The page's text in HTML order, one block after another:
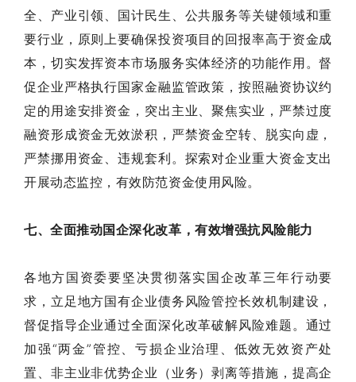
全、产业引领、国计民生、公共服务等关键领域和重
要行业，原则上要确保投资项目的回报率高于资金成
本，切实发挥资本市场服务实体经济的功能作用。督
促企业严格执行国家金融监管政策，按照融资协议约
定的用途安排资金，突出主业、聚焦实业，严禁过度
融资形成资金无效淤积，严禁资金空转、脱实向虚，
严禁挪用资金、违规套利。探索对企业重大资金支出
开展动态监控，有效防范资金使用风险。
七、全面推动国企深化改革，有效增强抗风险能力
各地方国资委要坚决贯彻落实国企改革三年行动要
求，立足地方国有企业债务风险管控长效机制建设，
督促指导企业通过全面深化改革破解风险难题。通过
加强“两金”管控、亏损企业治理、低效无效资产处
置、非主业非优势企业（业务）剥离等措施，提高企